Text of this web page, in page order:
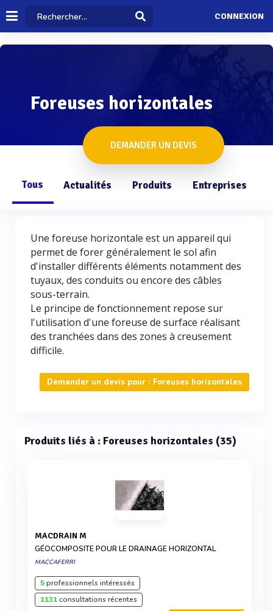
CONNEXION
Foreuses horizontales
DEMANDER UN DEVIS
Tous Actualités Produits Entreprises
Une foreuse horizontale est un appareil qui
permet de forer généralement le sol afin
d'installer différents éléments notamment des
tuyaux, des conduits ou encore des câbles
sous-terrain.
Le principe de fonctionnement repose sur
l'utilisation d'une foreuse de surface réalisant
des tranchées dans des zones à creusement
difficile.
Demander un devis pour : Foreuses horizontales
Produits liés à : Foreuses horizontales (35)
MACDRAIN M
GÉOCOMPOSITE POUR LE DRAINAGE HORIZONTAL
MACCAFERRI
5professionnels intéressés
1131consultations récentes